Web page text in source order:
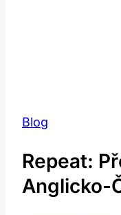
Blog
Repeat:
Anglicko-